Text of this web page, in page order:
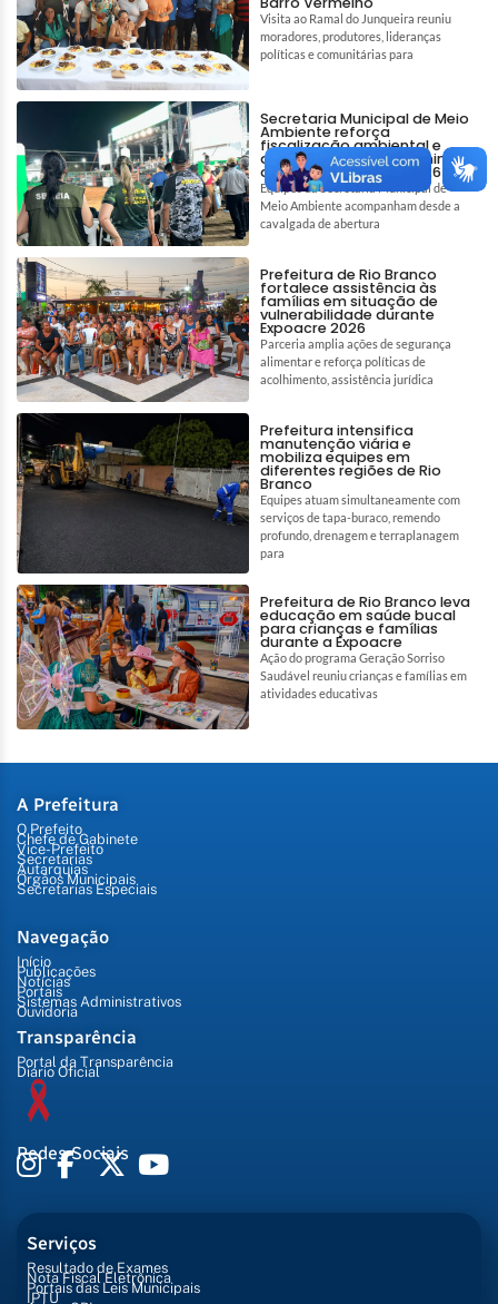
Visita ao Ramal do Junqueira reuniu
moradores, produtores, lideranças
políticas e comunitárias para
Secretaria Municipal de Meio
Ambiente reforça
fiscalização ambiental e
ações de bem-estar animal
durante a Expoacre 2026
Equipes da Secretaria Municipal de
Meio Ambiente acompanham desde a
cavalgada de abertura
Prefeitura de Rio Branco
fortalece assistência às
famílias em situação de
vulnerabilidade durante
Expoacre 2026
Parceria amplia ações de segurança
alimentar e reforça políticas de
acolhimento, assistência jurídica
Prefeitura intensifica
manutenção viária e
mobiliza equipes em
diferentes regiões de Rio
Branco
Equipes atuam simultaneamente com
serviços de tapa-buraco, remendo
profundo, drenagem e terraplanagem
para
Prefeitura de Rio Branco leva
educação em saúde bucal
para crianças e famílias
durante a Expoacre
Ação do programa Geração Sorriso
Saudável reuniu crianças e famílias em
atividades educativas
A Prefeitura
O Prefeito
Chefe de Gabinete
Vice-Prefeito
Secretarias
Autarquias
Órgãos Municipais
Secretarias Especiais
Navegação
Início
Publicações
Notícias
Portais
Sistemas Administrativos
Ouvidoria
Transparência
Portal da Transparência
Diário Oficial
Redes Sociais
Serviços
Resultado de Exames
Nota Fiscal Eletrônica
Portais das Leis Municipais
IPTU